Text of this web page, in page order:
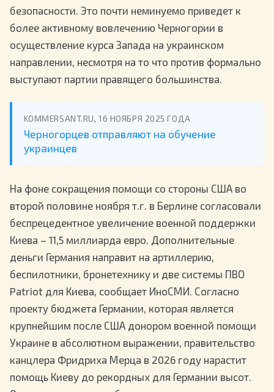
безопасности. Это почти неминуемо приведет к
более активному вовлечению Черногории в
осуществление курса Запада на украинском
направлении, несмотря на то что против формально
выступают партии правящего большинства.
KOMMERSANT.RU, 16 НОЯБРЯ 2025 ГОДА
Черногорцев отправляют на обучение
украинцев
На фоне сокращения помощи со стороны США во
второй половине ноября т.г. в Берлине согласовали
беспрецедентное увеличение военной поддержки
Киева – 11,5 миллиарда евро. Дополнительные
деньги Германия направит на артиллерию,
беспилотники, бронетехнику и две системы ПВО
Patriot для Киева, сообщает ИноСМИ. Согласно
проекту бюджета Германии, которая является
крупнейшим после США донором военной помощи
Украине в абсолютном выражении, правительство
канцлера Фридриха Мерца в 2026 году нарастит
помощь Киеву до рекордных для Германии высот.